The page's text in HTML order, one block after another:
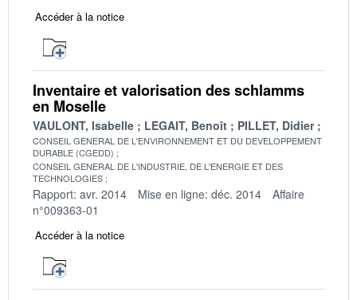
Accéder à la notice
Inventaire et valorisation des schlamms
en Moselle
VAULONT, Isabelle LEGAIT, Benoît PILLET, Didier
CONSEIL GENERAL DE L'ENVIRONNEMENT ET DU DEVELOPPEMENT
DURABLE (CGEDD)
CONSEIL GENERAL DE L'INDUSTRIE, DE L'ENERGIE ET DES
TECHNOLOGIES
Rapport: avr. 2014 Mise en ligne: déc. 2014
Affaire
n°009363-01
Accéder à la notice